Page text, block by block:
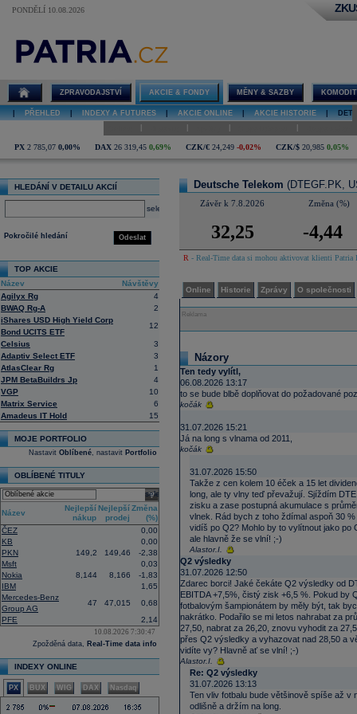
PONDĚLÍ 10.08.2026
Deutsche
ZPRAVODAJSTVÍ AKCIE & FONDY MĚNY & SAZBY
PŘEHLED INDEXY A FUTURES AKCIE ONLINE AKCIE HISTORIE
PX 2 785,07 0,00% DAX 26 319,45 0,69% CZK/€ 24,249 -0,02% CZK/$ 20,985 0,05%
HLEDÁNÍ V DETAILU AKCIÍ
select
Odeslat
Pokročilé hledání
TOP AKCIE
Název
Návštěvy
Agilyx Rg
4
BWAQ Rg-A
2
iShares USD High Yield Corp
Bond UCITS ETF
12
Celsius
3
Adaptiv Select ETF
3
AtlasClear Rg
1
JPM BetaBuildrs Jp
4
VGP
10
Matrix Service
6
Amadeus IT Hold
15
MOJE PORTFOLIO
Nastavit Oblíbené, nastavit Portfolio
OBLÍBENÉ TITULY
select
Název
Nejlepší
nákup
Nejlepší
prodej
Změna
(%)
ČEZ
0,00
KB
0,00
PKN
149,2 149,46
-2,38
Msft
0,03
Nokia
8,144 8,166
-1,83
IBM
1,65
Mercedes-Benz
Group AG
47 47,015
0,68
PFE
2,14
10.08.2026 7:30:47
Zpožděná data, Real-Time data info
INDEXY ONLINE
PX BUX WIG DAX Nasdaq
Deutsche Telekom (DTEGF.PK,
Závěr k 7.8.2026 Změna (%)
32,25 -4,44
R - Real-Time data si mohou aktivovat klienti
Online Historie Zprávy O společnosti
Reklama
Názory
Ten tedy vylítl,
06.08.2026 13:17
to se bude blbě doplňovat do požadované
kočák
31.07.2026 15:21
Já na long s vlnama od 2011,
kočák
31.07.2026 15:50
Takže z cen kolem 10 éček a 15 let
long, ale ty vlny teď převažují. Sjíždím
zisku a zase postupná akumulace s
vlnek. Rád bych z toho ždímal aspoň 30
vidíš po Q2? Mohlo by to vylítnout jako
ale hlavně že se vlní! ;-)
Alastor.I.
Q2 výsledky
31.07.2026 12:50
Zdarec borci! Jaké čekáte Q2 výsledky od
EBITDA +7,5%, čistý zisk +6,5 %. Pokud by
fotbalovým šampionátem by měly být, tak
nakrátko. Podařilo se mi letos nahrabat za
27,50, nabrat za 26,20, znovu vyhodit za
přes Q2 výsledky a vyhazovat nad 28,50 a
vidíte vy? Hlavně ať se vlní! ;-)
Alastor.I.
Re: Q2 výsledky
31.07.2026 13:13
Ten vliv fotbalu bude většinově spíše až v
odlišně a držím na long.